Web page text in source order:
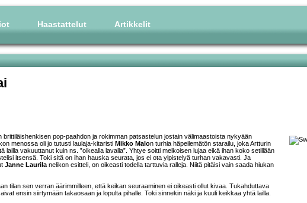
Haastattelut Artikkelit
pop-paahdon ja rokimman patsastelun jostain välimaastoista nykyään
menossa oli jo tutusti laulaja-kitaristi Mikko Malon turhia häpeilemätön starailu, joka Artturin
vakuuttanut kuin ns. ”oikealla lavalla”. Yhtye soitti melkoisen lujaa eikä ihan koko setillään
itsensä. Toki sitä on ihan hauska seurata, jos ei ota ylpistelyä turhan vakavasti. Ja
Janne Laurilanelikon esitteli, on oikeasti todella tarttuvia ralleja. Niitä pitäisi vain saada hiukan
tilan sen verran äärimmilleen, että keikan seuraaminen ei oikeasti ollut kivaa. Tukahduttava
ensin siirtymään takaosaan ja lopulta pihalle. Toki sinnekin näki ja kuuli keikkaa yhtä lailla.